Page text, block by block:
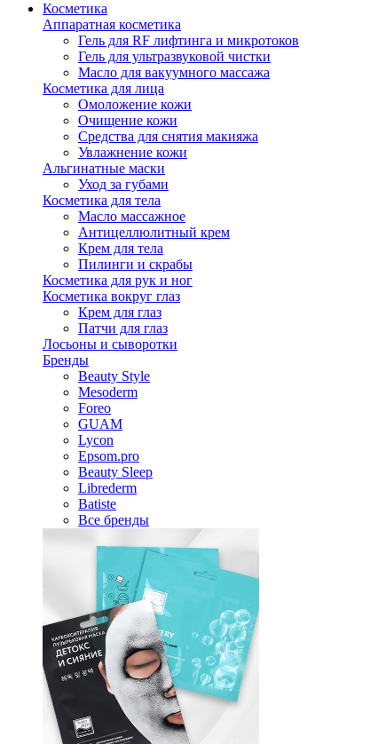
Косметика
Аппаратная косметика
Гель для RF лифтинга и микротоков
Гель для ультразвуковой чистки
Масло для вакуумного массажа
Косметика для лица
Омоложение кожи
Очищение кожи
Средства для снятия макияжа
Увлажнение кожи
Альгинатные маски
Уход за губами
Косметика для тела
Масло массажное
Антицеллюлитный крем
Крем для тела
Пилинги и скрабы
Косметика для рук и ног
Косметика вокруг глаз
Крем для глаз
Патчи для глаз
Лосьоны и сыворотки
Бренды
Beauty Style
Mesoderm
Foreo
GUAM
Lycon
Epsom.pro
Beauty Sleep
Librederm
Batiste
Все бренды